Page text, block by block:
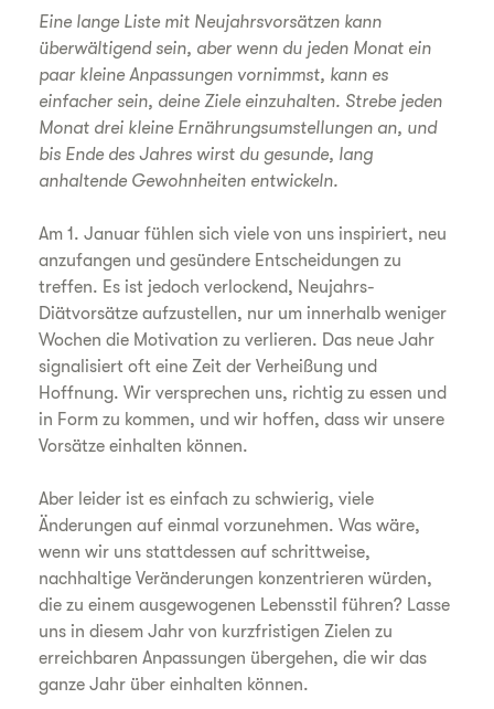
Eine lange Liste mit Neujahrsvorsätzen kann
überwältigend sein, aber wenn du jeden Monat ein
paar kleine Anpassungen vornimmst, kann es
einfacher sein, deine Ziele einzuhalten. Strebe jeden
Monat drei kleine Ernährungsumstellungen an, und
bis Ende des Jahres wirst du gesunde, lang
anhaltende Gewohnheiten entwickeln.
Am 1. Januar fühlen sich viele von uns inspiriert, neu
anzufangen und gesündere Entscheidungen zu
treffen. Es ist jedoch verlockend, Neujahrs-
Diätvorsätze aufzustellen, nur um innerhalb weniger
Wochen die Motivation zu verlieren. Das neue Jahr
signalisiert oft eine Zeit der Verheißung und
Hoffnung. Wir versprechen uns, richtig zu essen und
in Form zu kommen, und wir hoffen, dass wir unsere
Vorsätze einhalten können.
Aber leider ist es einfach zu schwierig, viele
Änderungen auf einmal vorzunehmen. Was wäre,
wenn wir uns stattdessen auf schrittweise,
nachhaltige Veränderungen konzentrieren würden,
die zu einem ausgewogenen Lebensstil führen? Lasse
uns in diesem Jahr von kurzfristigen Zielen zu
erreichbaren Anpassungen übergehen, die wir das
ganze Jahr über einhalten können.